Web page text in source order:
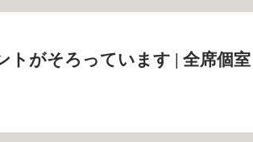
トがそろっています | 全席個室